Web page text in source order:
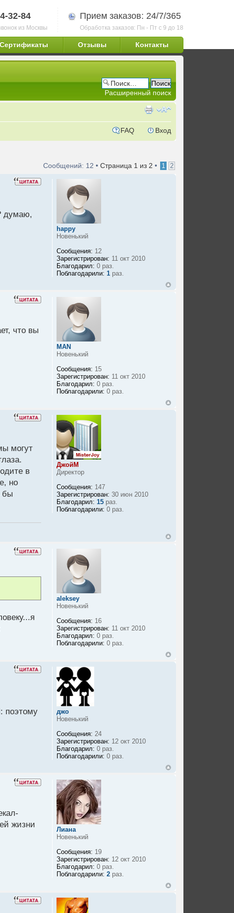
32-84
из Москвы
Прием заказов: 24/7/365
Обработка заказов: Пн - Пт с 9 до 18
Сертификаты Отзывы Контакты
Расширенный поиск
FAQ Вход
Сообщений: 12 • Страница 1 из 2 • 1 2
думаю,
happy
Новенький
Сообщения: 12
Зарегистрирован: 11 окт 2010
Благодарил: 0 раз.
Поблагодарили: 1 раз.
что вы
MAN
Новенький
Сообщения: 15
Зарегистрирован: 11 окт 2010
Благодарил: 0 раз.
Поблагодарили: 0 раз.
могут
в
но
бы
ДжойМ
Директор
Сообщения: 147
Зарегистрирован: 30 июн 2010
Благодарил: 15 раз.
Поблагодарили: 0 раз.
aleksey
Новенький
Сообщения: 16
Зарегистрирован: 11 окт 2010
Благодарил: 0 раз.
Поблагодарили: 0 раз.
поэтому
джо
Новенький
Сообщения: 24
Зарегистрирован: 12 окт 2010
Благодарил: 0 раз.
Поблагодарили: 0 раз.
жизни
Лиана
Новенький
Сообщения: 19
Зарегистрирован: 12 окт 2010
Благодарил: 0 раз.
Поблагодарили: 2 раз.